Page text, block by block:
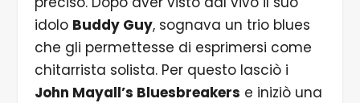
idolo Buddy Guy, sognava un trio blues
che gli permettesse di esprimersi come
chitarrista solista. Per questo lasciò i
John Mayall’s Bluesbreakers e iniziò una